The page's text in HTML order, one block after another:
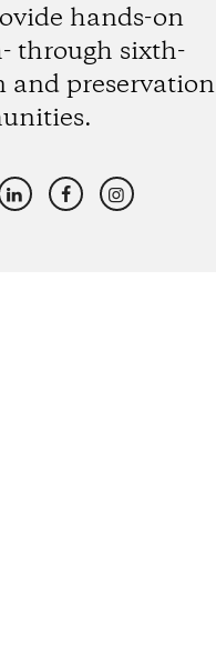
hands-on
through sixth-
and preservation
LinkedInFacebookInstagram